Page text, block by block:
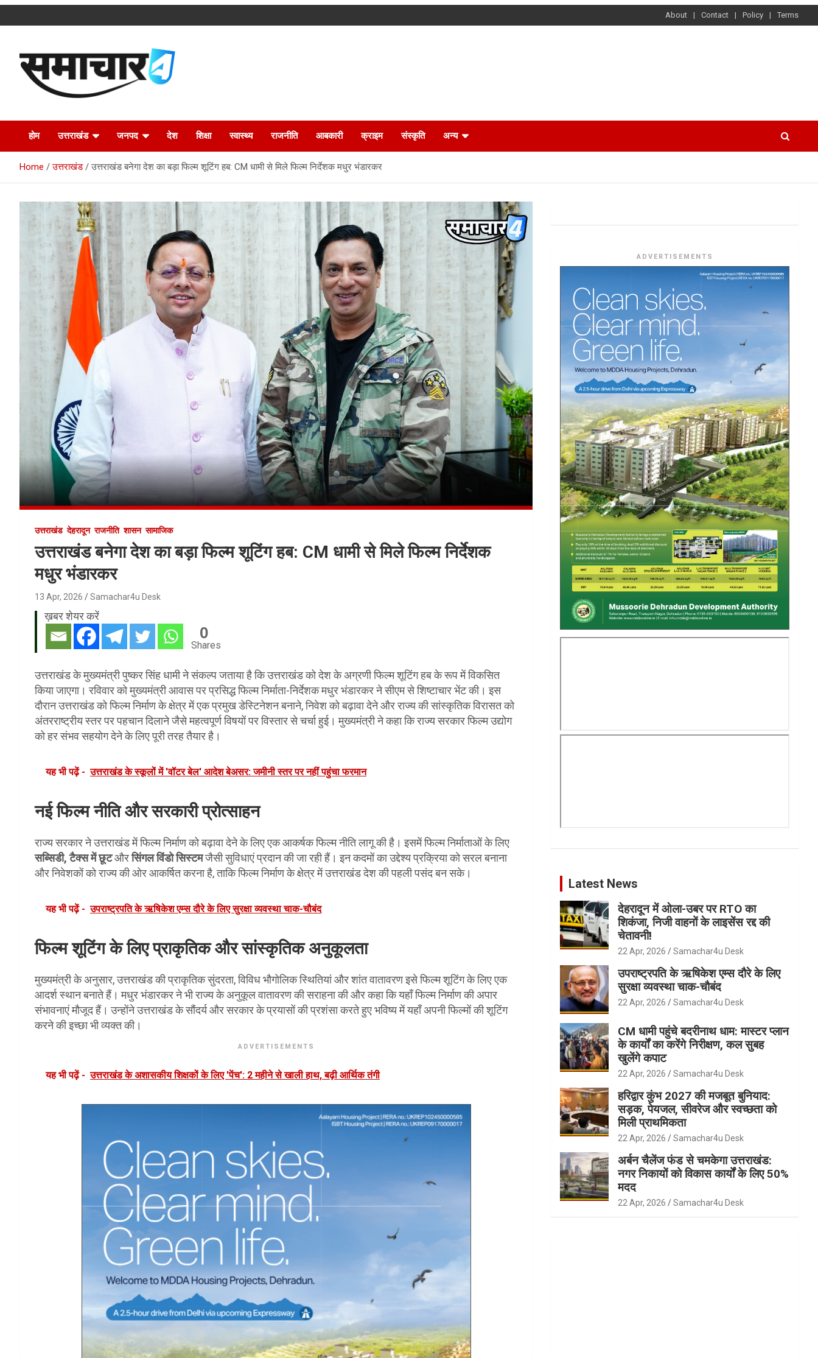
to
About Contact Policy Terms
Samachar4u
होम उत्तराखंड जनपद देश शिक्षा स्वास्थ्य राजनीति आबकारी क्राइम संस्कृति अन्य
Home उत्तराखंड उत्तराखंड बनेगा देश का बड़ा फिल्म शूटिंग हब: CM धामी से मिले फिल्म निर्देशक मधुर भंडारकर
उत्तराखंड देहरादून राजनीति शासन सामाजिक
उत्तराखंड बनेगा देश का बड़ा फिल्म शूटिंग हब: CM धामी से मिले फिल्म निर्देशक
मधुर भंडारकर
13 Apr, 2026 Samachar4u Desk
ख़बर शेयर करें
0
Shares
उत्तराखंड के मुख्यमंत्री पुष्कर सिंह धामी ने संकल्प जताया है कि उत्तराखंड को देश के अग्रणी फिल्म शूटिंग हब के रूप में विकसित
किया जाएगा। रविवार को मुख्यमंत्री आवास पर प्रसिद्ध फिल्म निर्माता-निर्देशक मधुर भंडारकर ने सीएम से शिष्टाचार भेंट की। इस
दौरान उत्तराखंड को फिल्म निर्माण के क्षेत्र में एक प्रमुख डेस्टिनेशन बनाने, निवेश को बढ़ावा देने और राज्य की सांस्कृतिक विरासत को
अंतरराष्ट्रीय स्तर पर पहचान दिलाने जैसे महत्वपूर्ण विषयों पर विस्तार से चर्चा हुई। मुख्यमंत्री ने कहा कि राज्य सरकार फिल्म उद्योग
को हर संभव सहयोग देने के लिए पूरी तरह तैयार है।
यह भी पढ़ें - उत्तराखंड के स्कूलों में 'वॉटर बेल' आदेश बेअसर: जमीनी स्तर पर नहीं पहुंचा फरमान
नई फिल्म नीति और सरकारी प्रोत्साहन
राज्य सरकार ने उत्तराखंड में फिल्म निर्माण को बढ़ावा देने के लिए एक आकर्षक फिल्म नीति लागू की है। इसमें फिल्म निर्माताओं के लिए
सब्सिडी, टैक्स में छूटऔरसिंगल विंडो सिस्टमजैसी सुविधाएं प्रदान की जा रही हैं। इन कदमों का उद्देश्य प्रक्रिया को सरल बनाना
और निवेशकों को राज्य की ओर आकर्षित करना है, ताकि फिल्म निर्माण के क्षेत्र में उत्तराखंड देश की पहली पसंद बन सके।
यह भी पढ़ें - उपराष्ट्रपति के ऋषिकेश एम्स दौरे के लिए सुरक्षा व्यवस्था चाक-चौबंद
फिल्म शूटिंग के लिए प्राकृतिक और सांस्कृतिक अनुकूलता
मुख्यमंत्री के अनुसार, उत्तराखंड की प्राकृतिक सुंदरता, विविध भौगोलिक स्थितियां और शांत वातावरण इसे फिल्म शूटिंग के लिए एक
आदर्श स्थान बनाते हैं। मधुर भंडारकर ने भी राज्य के अनुकूल वातावरण की सराहना की और कहा कि यहाँ फिल्म निर्माण की अपार
संभावनाएं मौजूद हैं। उन्होंने उत्तराखंड के सौंदर्य और सरकार के प्रयासों की प्रशंसा करते हुए भविष्य में यहाँ अपनी फिल्मों की शूटिंग
करने की इच्छा भी व्यक्त की।
ADVERTISEMENTS
यह भी पढ़ें - उत्तराखंड के अशासकीय शिक्षकों के लिए 'पेंच': 2 महीने से खाली हाथ, बढ़ी आर्थिक तंगी
ADVERTISEMENTS
Latest News
देहरादून में ओला-उबर पर RTO का
शिकंजा, निजी वाहनों के लाइसेंस रद्द की
चेतावनी!
22 Apr, 2026 Samachar4u Desk
उपराष्ट्रपति के ऋषिकेश एम्स दौरे के लिए
सुरक्षा व्यवस्था चाक-चौबंद
22 Apr, 2026 Samachar4u Desk
CM धामी पहुंचे बदरीनाथ धाम: मास्टर प्लान
के कार्यों का करेंगे निरीक्षण, कल सुबह
खुलेंगे कपाट
22 Apr, 2026 Samachar4u Desk
हरिद्वार कुंभ 2027 की मजबूत बुनियाद:
सड़क, पेयजल, सीवरेज और स्वच्छता को
मिली प्राथमिकता
22 Apr, 2026 Samachar4u Desk
अर्बन चैलेंज फंड से चमकेगा उत्तराखंड:
नगर निकायों को विकास कार्यों के लिए 50%
मदद
22 Apr, 2026 Samachar4u Desk